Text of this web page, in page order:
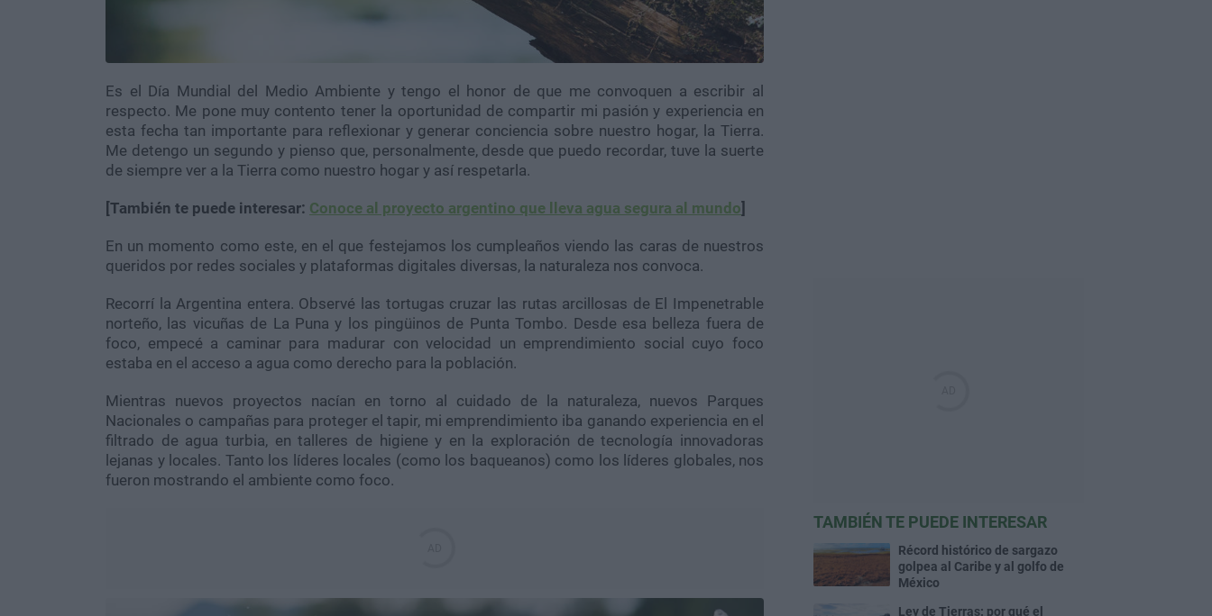
Es el Día Mundial del Medio Ambiente y tengo el honor de que me convoquen a escribir al
respecto. Me pone muy contento tener la oportunidad de compartir mi pasión y experiencia en
esta fecha tan importante para reflexionar y generar conciencia sobre nuestro hogar, la Tierra.
Me detengo un segundo y pienso que, personalmente, desde que puedo recordar, tuve la suerte
de siempre ver a la Tierra como nuestro hogar y así respetarla.
[También te puede interesar: Conoce al proyecto argentino que lleva agua segura al mundo]
En un momento como este, en el que festejamos los cumpleaños viendo las caras de nuestros
queridos por redes sociales y plataformas digitales diversas, la naturaleza nos convoca.
Recorrí la Argentina entera. Observé las tortugas cruzar las rutas arcillosas de El Impenetrable
norteño, las vicuñas de La Puna y los pingüinos de Punta Tombo. Desde esa belleza fuera de
foco, empecé a caminar para madurar con velocidad un emprendimiento social cuyo foco
estaba en el acceso a agua como derecho para la población.
Mientras nuevos proyectos nacían en torno al cuidado de la naturaleza, nuevos Parques
Nacionales o campañas para proteger el tapir, mi emprendimiento iba ganando experiencia en el
filtrado de agua turbia, en talleres de higiene y en la exploración de tecnología innovadoras
lejanas y locales. Tanto los líderes locales (como los baqueanos) como los líderes globales, nos
fueron mostrando el ambiente como foco.
TAMBIÉN TE PUEDE INTERESAR
Récord histórico de sargazo
golpea al Caribe y al golfo de
México
Ley de Tierras: por qué el